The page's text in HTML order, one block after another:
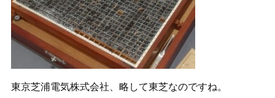
東京芝浦電気株式会社、略して東芝なのですね。